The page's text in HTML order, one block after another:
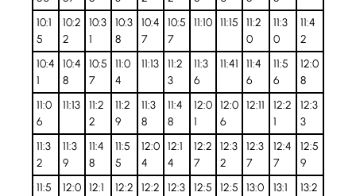
10:1
5
10:2
2
10:3
1
10:3
8
10:4
7
10:5
7
11:10 11:15
11:2
0
11:3
0
11:4
2
10:4
1
10:4
8
10:5
7
11:0
4
11:13
11:2
3
11:3
6
11:41
11:4
6
11:5
6
12:0
8
11:0
6
11:13
11:2
2
11:2
9
11:3
8
11:4
8
12:0
1
12:0
6
12:11
12:2
1
12:3
3
11:3
2
11:3
9
11:4
8
11:5
5
12:0
4
12:1
4
12:2
7
12:3
2
12:3
7
12:4
7
12:5
9
11:5
12:0 12:1
12:2
12:2
12:3
12:5
12:5
13:0
13:1
13:2